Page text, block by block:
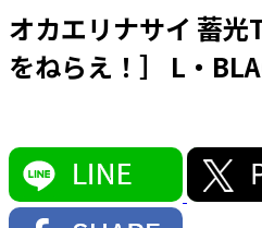
オカエリナサイ 蓄光
をねらえ！］ L・